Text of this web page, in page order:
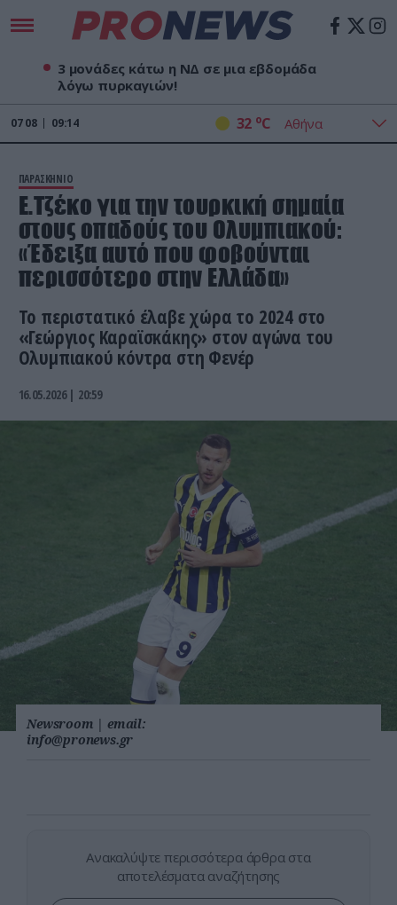
3 μονάδες κάτω η ΝΔ σε μια εβδομάδα
λόγω πυρκαγιών!
07 08 09:14 32 oC
ΠΑΡΑΣΚΗΝΙΟ
E.Τζέκο για την τουρκική σημαία
στους οπαδούς του Ολυμπιακού:
«Έδειξα αυτό που φοβούνται
περισσότερο στην Ελλάδα»
Το περιστατικό έλαβε χώρα το 2024 στο
«Γεώργιος Καραϊσκάκης» στον αγώνα του
Ολυμπιακού κόντρα στη Φενέρ
16.05.2026 | 20:59
Newsroom | email:
info@pronews.gr
Ανακαλύψτε περισσότερα άρθρα στα
αποτελέσματα αναζήτησης